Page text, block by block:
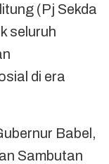
(Pj Sekda
seluruh
di era
Babel,
Sambutan